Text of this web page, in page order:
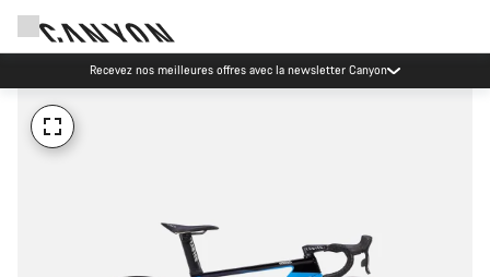
Recevez nos meilleures offres avec la newsletter Canyon